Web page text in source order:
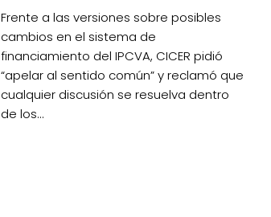
Frente a las versiones sobre posibles
cambios en el sistema de
financiamiento del IPCVA, CICER pidió
“apelar al sentido común” y reclamó que
cualquier discusión se resuelva dentro
de los...